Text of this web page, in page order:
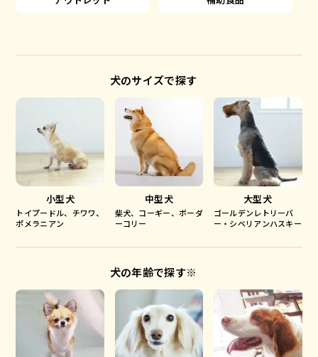
犬のサイズで探す
小型犬
トイプードル、チワワ、
ポメラニアン
中型犬
柴犬、コーギー、ボーダ
ーコリー
大型犬
ゴールデンレトリーバ
ー・シベリアンハスキー
犬の年齢で探す※